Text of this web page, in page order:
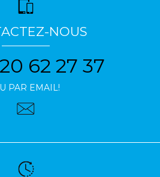
NOUS
62 27 37
PAR EMAIL!